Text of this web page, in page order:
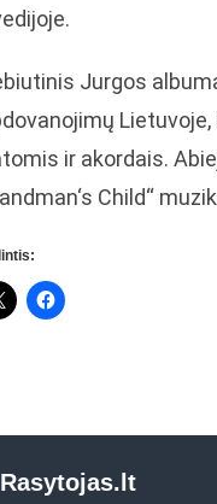
Jurgos
ir akordais.
Child“
Rasytojas.lt